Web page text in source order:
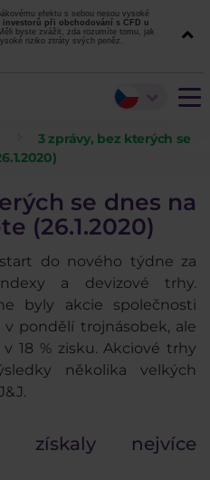
efektu s sebou nesou vysoké
investorů při obchodování s CFD u
byste zvážit, zda rozumíte tomu, jak
riziko ztráty svých peněz.
3 zprávy, bez kterých se
se dnes na
(26.1.2020)
do nového týdne za
a devizové trhy.
byly akcie společnosti
pondělí trojnásobek, ale
18 % zisku. Akciové trhy
několika velkých
získaly nejvíce